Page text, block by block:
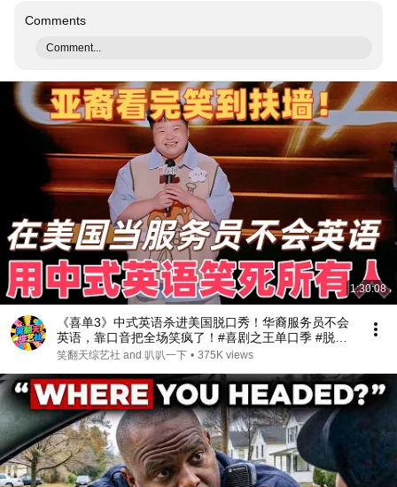
Comments
Comment...
1:30:08
《喜单3》中式英语杀进美国脱口秀！华裔服务员不会
英语，靠口音把全场笑疯了！#喜剧之王单口季 #脱口
秀 #搞笑 #喜剧 #funny #综艺
笑翻天综艺社 and 叭叭一下 • 375K views